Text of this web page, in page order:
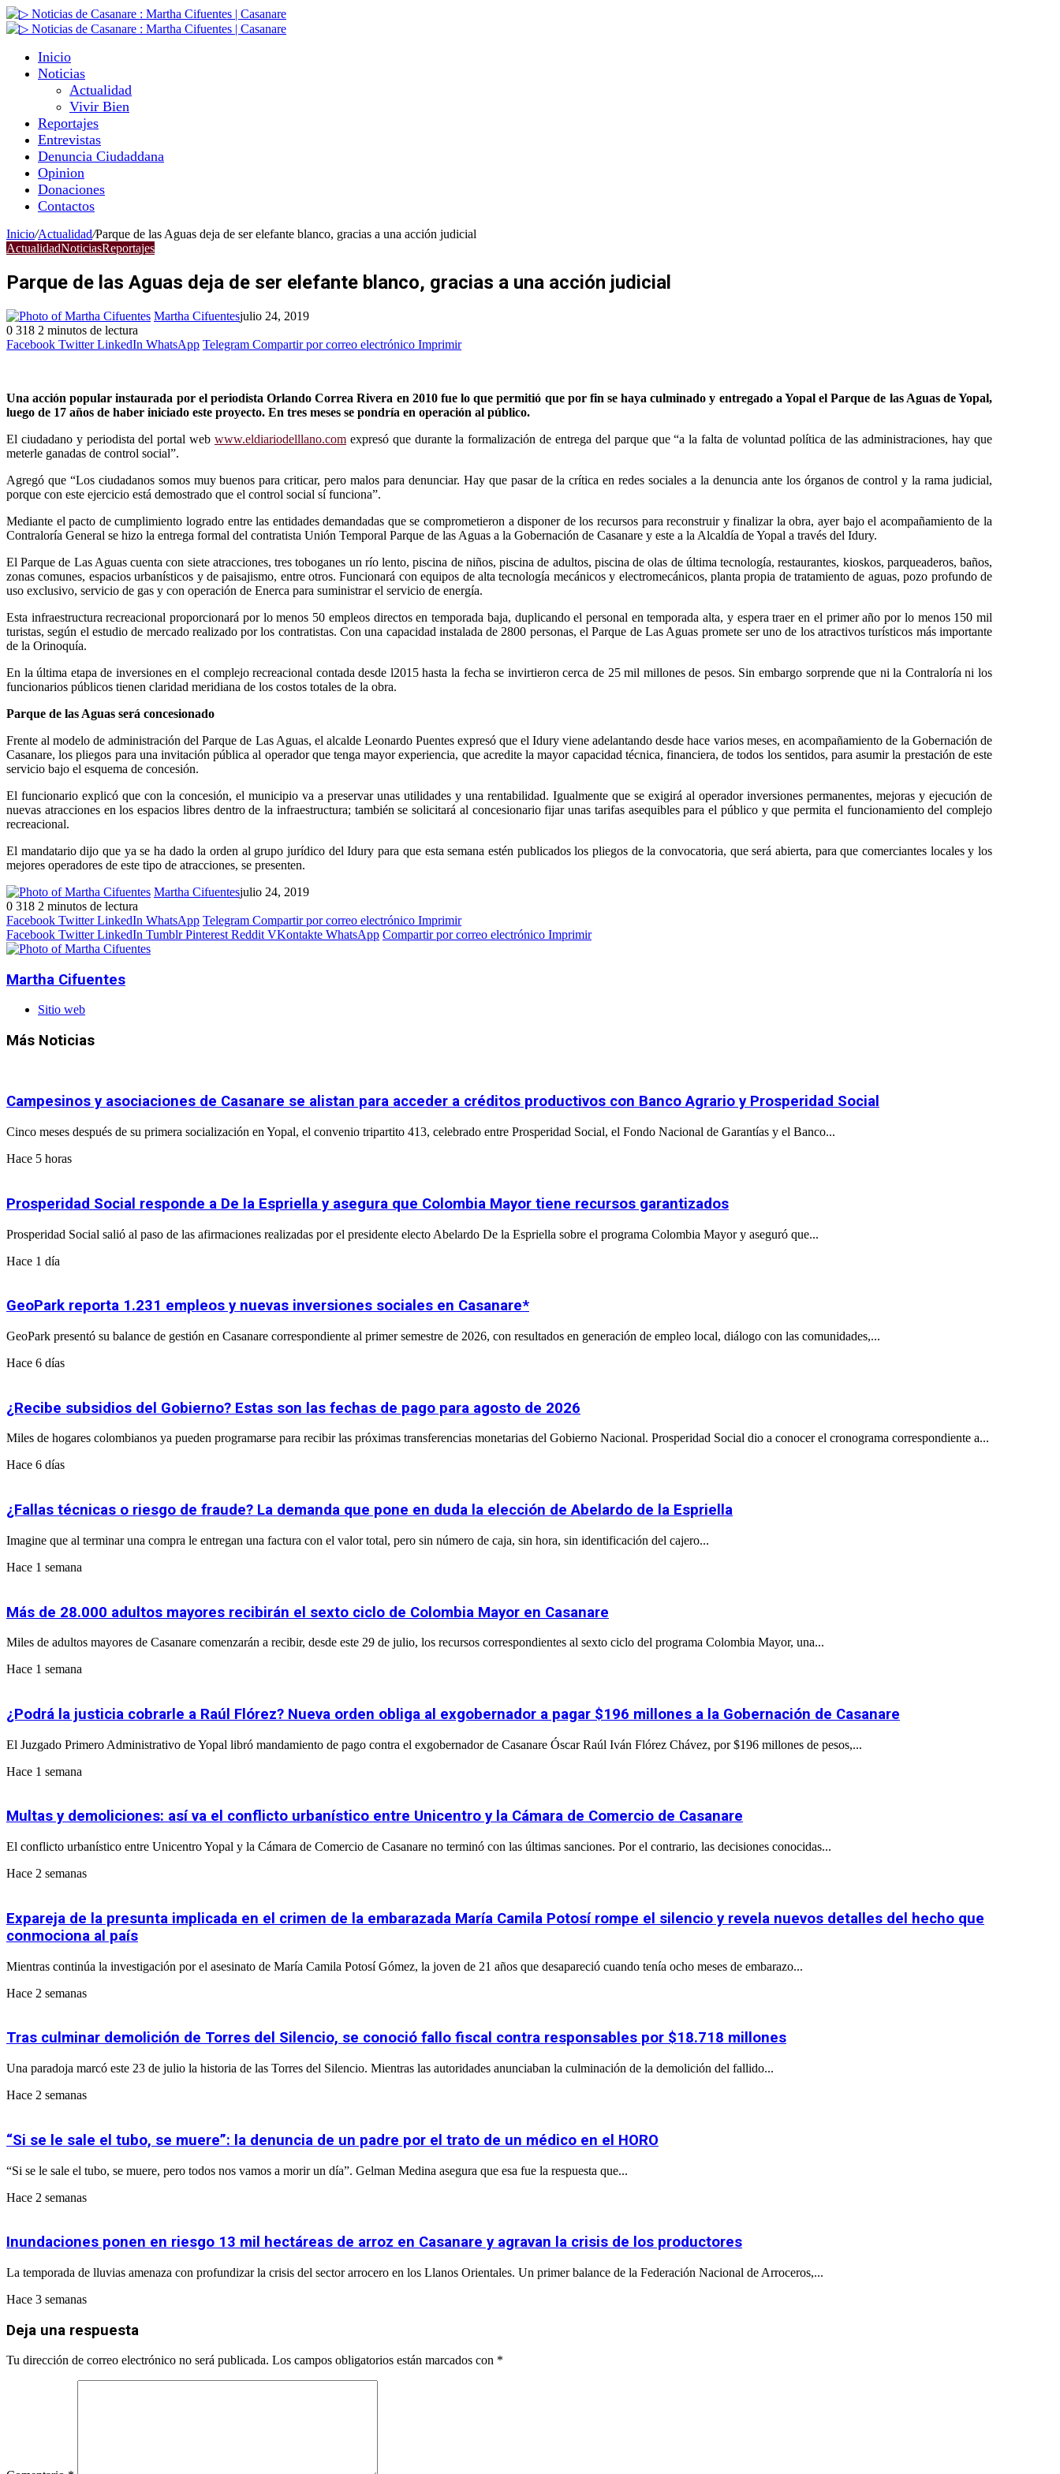
Inicio
Noticias
Actualidad
Vivir Bien
Reportajes
Entrevistas
Denuncia Ciudaddana
Opinion
Donaciones
Contactos
Inicio/Actualidad/Parque de las Aguas deja de ser elefante blanco, gracias a una acción judicial
ActualidadNoticiasReportajes
Parque de las Aguas deja de ser elefante blanco, gracias a una acción judicial
Martha Cifuentesjulio 24, 2019
0 318 2 minutos de lectura
Facebook Twitter LinkedIn WhatsApp Telegram Compartir por correo electrónico Imprimir
Una acción popular instaurada por el periodista Orlando Correa Rivera en 2010 fue lo que permitió que por fin se haya culminado y entregado a Yopal el Parque de las Aguas de Yopal,
luego de 17 años de haber iniciado este proyecto. En tres meses se pondría en operación al público.
El ciudadano y periodista del portal web www.eldiariodelllano.com expresó que durante la formalización de entrega del parque que “a la falta de voluntad política de las administraciones, hay que
meterle ganadas de control social”.
Agregó que “Los ciudadanos somos muy buenos para criticar, pero malos para denunciar. Hay que pasar de la crítica en redes sociales a la denuncia ante los órganos de control y la rama judicial,
porque con este ejercicio está demostrado que el control social sí funciona”.
Mediante el pacto de cumplimiento logrado entre las entidades demandadas que se comprometieron a disponer de los recursos para reconstruir y finalizar la obra, ayer bajo el acompañamiento de la
Contraloría General se hizo la entrega formal del contratista Unión Temporal Parque de las Aguas a la Gobernación de Casanare y este a la Alcaldía de Yopal a través del Idury.
El Parque de Las Aguas cuenta con siete atracciones, tres toboganes un río lento, piscina de niños, piscina de adultos, piscina de olas de última tecnología, restaurantes, kioskos, parqueaderos, baños,
zonas comunes, espacios urbanísticos y de paisajismo, entre otros. Funcionará con equipos de alta tecnología mecánicos y electromecánicos, planta propia de tratamiento de aguas, pozo profundo de
uso exclusivo, servicio de gas y con operación de Enerca para suministrar el servicio de energía.
Esta infraestructura recreacional proporcionará por lo menos 50 empleos directos en temporada baja, duplicando el personal en temporada alta, y espera traer en el primer año por lo menos 150 mil
turistas, según el estudio de mercado realizado por los contratistas. Con una capacidad instalada de 2800 personas, el Parque de Las Aguas promete ser uno de los atractivos turísticos más importante
de la Orinoquía.
En la última etapa de inversiones en el complejo recreacional contada desde l2015 hasta la fecha se invirtieron cerca de 25 mil millones de pesos. Sin embargo sorprende que ni la Contraloría ni los
funcionarios públicos tienen claridad meridiana de los costos totales de la obra.
Parque de las Aguas será concesionado
Frente al modelo de administración del Parque de Las Aguas, el alcalde Leonardo Puentes expresó que el Idury viene adelantando desde hace varios meses, en acompañamiento de la Gobernación de
Casanare, los pliegos para una invitación pública al operador que tenga mayor experiencia, que acredite la mayor capacidad técnica, financiera, de todos los sentidos, para asumir la prestación de este
servicio bajo el esquema de concesión.
El funcionario explicó que con la concesión, el municipio va a preservar unas utilidades y una rentabilidad. Igualmente que se exigirá al operador inversiones permanentes, mejoras y ejecución de
nuevas atracciones en los espacios libres dentro de la infraestructura; también se solicitará al concesionario fijar unas tarifas asequibles para el público y que permita el funcionamiento del complejo
recreacional.
El mandatario dijo que ya se ha dado la orden al grupo jurídico del Idury para que esta semana estén publicados los pliegos de la convocatoria, que será abierta, para que comerciantes locales y los
mejores operadores de este tipo de atracciones, se presenten.
Martha Cifuentesjulio 24, 2019
0 318 2 minutos de lectura
Facebook Twitter LinkedIn WhatsApp Telegram Compartir por correo electrónico Imprimir
Facebook Twitter LinkedIn Tumblr Pinterest Reddit VKontakte WhatsApp Compartir por correo electrónico Imprimir
Martha Cifuentes
Sitio web
Más Noticias
Campesinos y asociaciones de Casanare se alistan para acceder a créditos productivos con Banco Agrario y Prosperidad Social
Cinco meses después de su primera socialización en Yopal, el convenio tripartito 413, celebrado entre Prosperidad Social, el Fondo Nacional de Garantías y el Banco...
Hace 5 horas
Prosperidad Social responde a De la Espriella y asegura que Colombia Mayor tiene recursos garantizados
Prosperidad Social salió al paso de las afirmaciones realizadas por el presidente electo Abelardo De la Espriella sobre el programa Colombia Mayor y aseguró que...
Hace 1 día
GeoPark reporta 1.231 empleos y nuevas inversiones sociales en Casanare*
GeoPark presentó su balance de gestión en Casanare correspondiente al primer semestre de 2026, con resultados en generación de empleo local, diálogo con las comunidades,...
Hace 6 días
¿Recibe subsidios del Gobierno? Estas son las fechas de pago para agosto de 2026
Miles de hogares colombianos ya pueden programarse para recibir las próximas transferencias monetarias del Gobierno Nacional. Prosperidad Social dio a conocer el cronograma correspondiente a...
Hace 6 días
¿Fallas técnicas o riesgo de fraude? La demanda que pone en duda la elección de Abelardo de la Espriella
Imagine que al terminar una compra le entregan una factura con el valor total, pero sin número de caja, sin hora, sin identificación del cajero...
Hace 1 semana
Más de 28.000 adultos mayores recibirán el sexto ciclo de Colombia Mayor en Casanare
Miles de adultos mayores de Casanare comenzarán a recibir, desde este 29 de julio, los recursos correspondientes al sexto ciclo del programa Colombia Mayor, una...
Hace 1 semana
¿Podrá la justicia cobrarle a Raúl Flórez? Nueva orden obliga al exgobernador a pagar $196 millones a la Gobernación de Casanare
El Juzgado Primero Administrativo de Yopal libró mandamiento de pago contra el exgobernador de Casanare Óscar Raúl Iván Flórez Chávez, por $196 millones de pesos,...
Hace 1 semana
Multas y demoliciones: así va el conflicto urbanístico entre Unicentro y la Cámara de Comercio de Casanare
El conflicto urbanístico entre Unicentro Yopal y la Cámara de Comercio de Casanare no terminó con las últimas sanciones. Por el contrario, las decisiones conocidas...
Hace 2 semanas
Expareja de la presunta implicada en el crimen de la embarazada María Camila Potosí rompe el silencio y revela nuevos detalles del hecho que
conmociona al país
Mientras continúa la investigación por el asesinato de María Camila Potosí Gómez, la joven de 21 años que desapareció cuando tenía ocho meses de embarazo...
Hace 2 semanas
Tras culminar demolición de Torres del Silencio, se conoció fallo fiscal contra responsables por $18.718 millones
Una paradoja marcó este 23 de julio la historia de las Torres del Silencio. Mientras las autoridades anunciaban la culminación de la demolición del fallido...
Hace 2 semanas
“Si se le sale el tubo, se muere”: la denuncia de un padre por el trato de un médico en el HORO
“Si se le sale el tubo, se muere, pero todos nos vamos a morir un día”. Gelman Medina asegura que esa fue la respuesta que...
Hace 2 semanas
Inundaciones ponen en riesgo 13 mil hectáreas de arroz en Casanare y agravan la crisis de los productores
La temporada de lluvias amenaza con profundizar la crisis del sector arrocero en los Llanos Orientales. Un primer balance de la Federación Nacional de Arroceros,...
Hace 3 semanas
Deja una respuesta
Tu dirección de correo electrónico no será publicada. Los campos obligatorios están marcados con *